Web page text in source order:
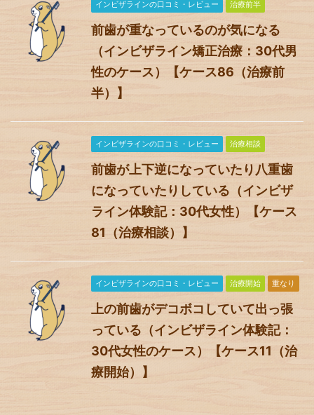
インビザラインの口コミ・レビュー 治療前半
前歯が重なっているのが気になる
（インビザライン矯正治療：30代男
性のケース）【ケース86（治療前
半）】
インビザラインの口コミ・レビュー 治療相談
前歯が上下逆になっていたり八重歯
になっていたりしている（インビザ
ライン体験記：30代女性）【ケース
81（治療相談）】
インビザラインの口コミ・レビュー 治療開始 重なり
上の前歯がデコボコしていて出っ張
っている（インビザライン体験記：
30代女性のケース）【ケース11（治
療開始）】